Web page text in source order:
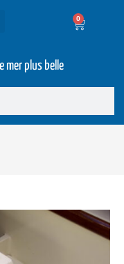
0
mer plus belle